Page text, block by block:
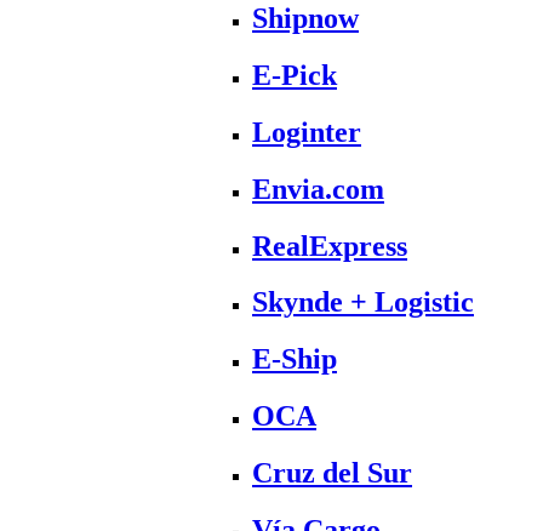
Shipnow
E-Pick
Loginter
Envia.com
RealExpress
Skynde + Logistic
E-Ship
OCA
Cruz del Sur